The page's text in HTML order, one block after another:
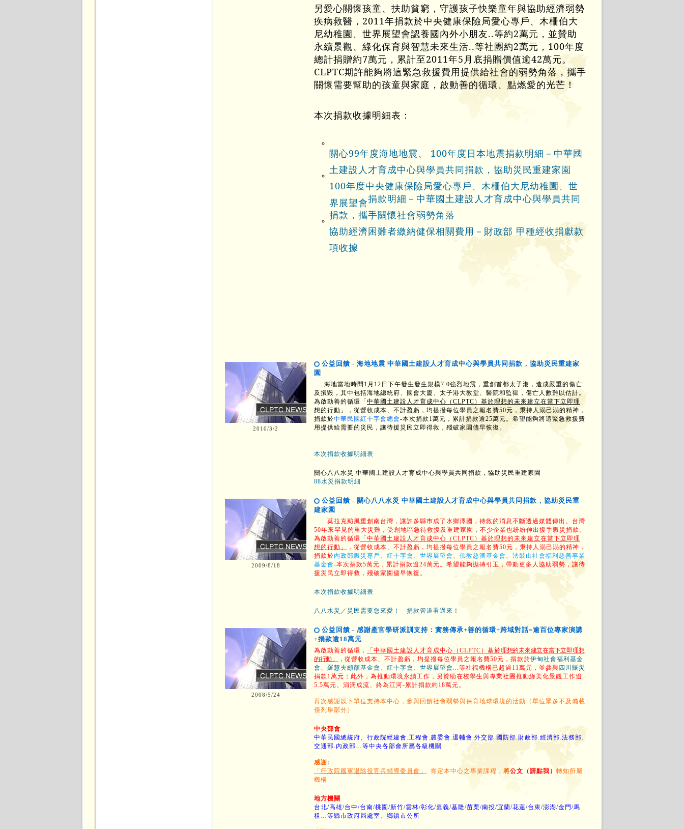
另愛心關懷孩童、扶助貧窮，守護孩子快樂童年與協助經濟弱勢
疾病救醫，2011年捐款於中央健康保險局愛心專戶、木柵伯大
尼幼稚園、世界展望會認養國內外小朋友..等約2萬元，並贊助
永續景觀、綠化保育與智慧未來生活..等社團約2萬元，100年度
總計捐贈約7萬元，累計至2011年5月底捐贈價值逾42萬元。
CLPTC期許能夠將這緊急救援費用提供給社會的弱勢角落，攜手
關懷需要幫助的孩童與家庭，啟動善的循環、點燃愛的光芒！
本次捐款收據明細表：
關心99年度海地地震、 100年度日本地震捐款明細－中華國
土建設人才育成中心與學員共同捐款，協助災民重建家園
100年度中央健康保險局愛心專戶、木柵伯大尼幼稚園、世
界展望會捐款明細－中華國土建設人才育成中心與學員共同
捐款，攜手關懷社會弱勢角落
協助經濟困難者繳納健保相關費用 － 財政部 甲種經收捐獻款
項收據
2010/3/2
公益回饋 - 海地地震 中華國土建設人才育成中心與學員共同捐款，協助災民重建家
園
海地當地時間1月12日下午發生發生規模7.0強烈地震，重創首都太子港，造成嚴重的傷亡
及損毀，其中包括海地總統府、國會大廈、太子港大教堂、醫院和監獄，傷亡人數難以估計。
為啟動善的循環「 中華國土建設人才育成中心（CLPTC）基於理想的未來建立在當下立即理
想的行動 」，從營收成本、不計盈虧，均提撥每位學員之報名費50元，秉持人溺己溺的精神，
捐款於中華民國紅十字會總會-本次捐款1萬元，累計捐款逾25萬元。希望能夠將這緊急救援費
用提供給需要的災民，讓待援災民立即得救，殘破家園儘早恢復。
本次捐款收據明細表
關心八八水災 中華國土建設人才育成中心與學員共同捐款，協助災民重建家園
88水災捐款明細
2009/8/18
公益回饋 - 關心八八水災 中華國土建設人才育成中心與學員共同捐款，協助災民重
建家園
莫拉克颱風重創南台灣，讓許多縣市成了水鄉澤國，待救的消息不斷透過媒體傳出。台灣
50年來罕見的重大災難，受創地區急待救援及重建家園，不少企業也紛紛伸出援手賑災捐款。
為啟動善的循環 「中華國土建設人才育成中心（CLPTC）基於理想的未來建立在當下立即理
想的行動」
，從營收成本、不計盈虧，均提撥每位學員之報名費50元，秉持人溺己溺的精神，
捐款於內政部賑災專戶 、 紅十字會、世界展望會 、 佛教慈濟基金會 、 法鼓山社會福利慈善事業
基金會-本次捐款5萬元，累計捐款逾24萬元。希望能夠拋磚引玉，帶動更多人協助弱勢，讓待
援災民立即得救，殘破家園儘早恢復。
本次捐款收據明細表
八八水災／災民需要您來愛！ 捐款管道看過來！
2008/5/24
公益回饋 - 感謝產官學研派訓支持：實務傳承+善的循環+跨域對話=逾百位專家演講
+捐款逾18萬元
為啟動善的循環， 「中華國土建設人才育成中心（CLPTC）基於理想的未來建立在當下立即理想
的行動 」 ， 從營收成本、不計盈虧，均提撥每位學員之報名費50元，捐款於伊甸社會福利基金
會 、 羅慧夫顱顏基金會 、 紅十字會 、 世界展望會 ...等社福機構已超過11萬元，並參與 四川賑災
捐款1萬元；此外，為推動環境永續工作，另贊助在校學生與專業社團推動綠美化景觀工作逾
5.5萬元。涓滴成流、終為江河-累計捐款約18萬元。
再次感謝以下單位支持本中心，參與回饋社會弱勢與保育地球環境的活動（單位眾多不及備載
僅列舉部分）
中央部會
中華民國總統府、行政院經建會.工程會. 農委會.退輔會.外交部.國防部.財政部.經濟部.法務部.
交通部.內政部…等中央各部會所屬各級機關
感謝:
「行政院國軍退除役官兵輔導委員會」
肯定本中心之專業課程， 將公文（請點我） 轉知所屬
機構
地方機關
台北/高雄/台中/台南/桃園/新竹/雲林/彰化/嘉義/基隆/苗栗/南投/宜蘭/花蓮/台東/澎湖/金門/馬
祖…等縣市政府局處室、鄉鎮市公所